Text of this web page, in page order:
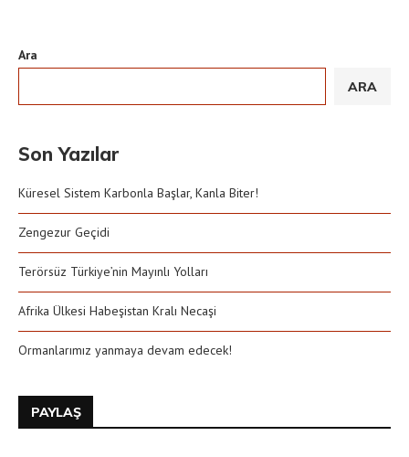
Ara
ARA
Son Yazılar
Küresel Sistem Karbonla Başlar, Kanla Biter!
Zengezur Geçidi
Terörsüz Türkiye’nin Mayınlı Yolları
Afrika Ülkesi Habeşistan Kralı Necaşi
Ormanlarımız yanmaya devam edecek!
PAYLAŞ